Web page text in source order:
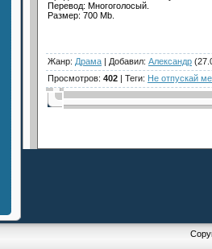
Перевод: Многоголосый.
Размер: 700 Mb.
Жанр: Драма | Добавил: Александр
Просмотров: 402 | Теги: Не отпускай